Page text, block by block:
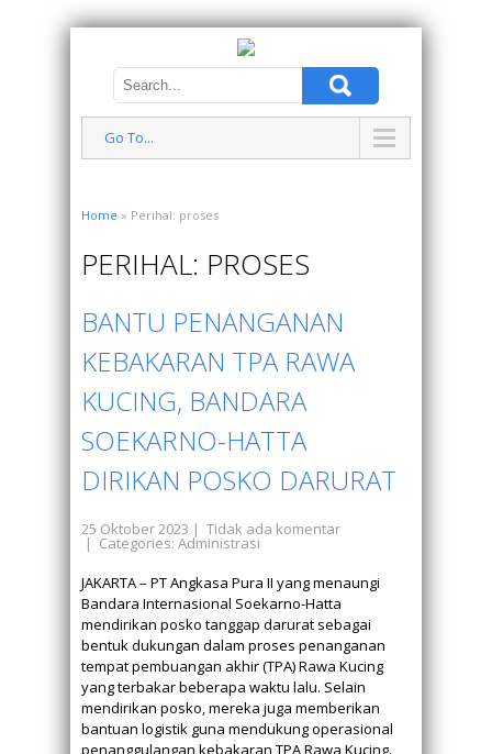
Go To...
Home » Perihal: proses
PERIHAL: PROSES
BANTU PENANGANAN
KEBAKARAN TPA RAWA
KUCING, BANDARA
SOEKARNO-HATTA
DIRIKAN POSKO DARURAT
25 Oktober 2023 | Tidak ada komentar
| Categories: Administrasi
JAKARTA – PT Angkasa Pura II yang menaungi
Bandara Internasional Soekarno-Hatta
mendirikan posko tanggap darurat sebagai
bentuk dukungan dalam proses penanganan
tempat pembuangan akhir (TPA) Rawa Kucing
yang terbakar beberapa waktu lalu. Selain
mendirikan posko, mereka juga memberikan
bantuan logistik guna mendukung operasional
penanggulangan kebakaran TPA Rawa Kucing.